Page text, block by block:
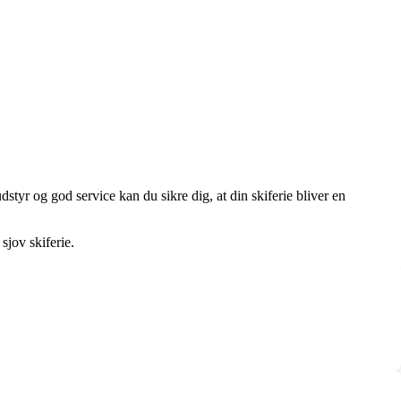
og god service kan du sikre dig, at din skiferie bliver en
skiferie.